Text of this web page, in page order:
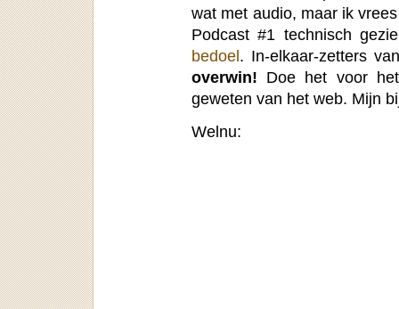
wat met audio, maar ik
Podcast #1 technisch
bedoel. In-elkaar-zetters
overwin! Doe het voor
geweten van het web. Mijn
Welnu: